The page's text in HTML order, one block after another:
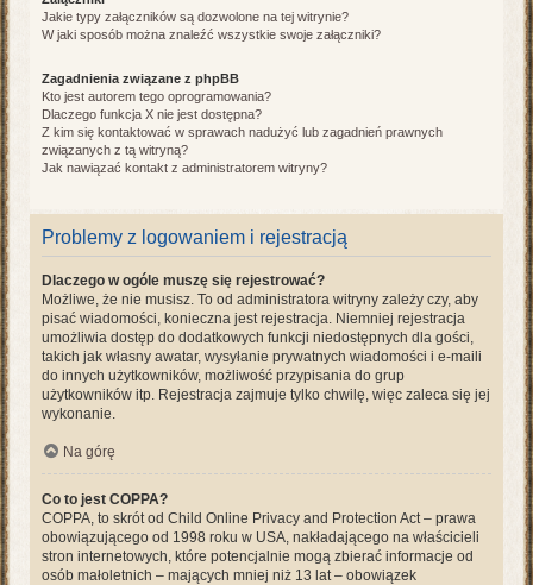
Jakie typy załączników są dozwolone na tej witrynie?
W jaki sposób można znaleźć wszystkie swoje załączniki?
Zagadnienia związane z phpBB
Kto jest autorem tego oprogramowania?
Dlaczego funkcja X nie jest dostępna?
Z kim się kontaktować w sprawach nadużyć lub zagadnień prawnych
związanych z tą witryną?
Jak nawiązać kontakt z administratorem witryny?
Problemy z logowaniem i rejestracją
Dlaczego w ogóle muszę się rejestrować?
Możliwe, że nie musisz. To od administratora witryny zależy czy, aby
pisać wiadomości, konieczna jest rejestracja. Niemniej rejestracja
umożliwia dostęp do dodatkowych funkcji niedostępnych dla gości,
takich jak własny awatar, wysyłanie prywatnych wiadomości i e-maili
do innych użytkowników, możliwość przypisania do grup
użytkowników itp. Rejestracja zajmuje tylko chwilę, więc zaleca się jej
wykonanie.
Na górę
Co to jest COPPA?
COPPA, to skrót od Child Online Privacy and Protection Act – prawa
obowiązującego od 1998 roku w USA, nakładającego na właścicieli
stron internetowych, które potencjalnie mogą zbierać informacje od
osób małoletnich – mających mniej niż 13 lat – obowiązek